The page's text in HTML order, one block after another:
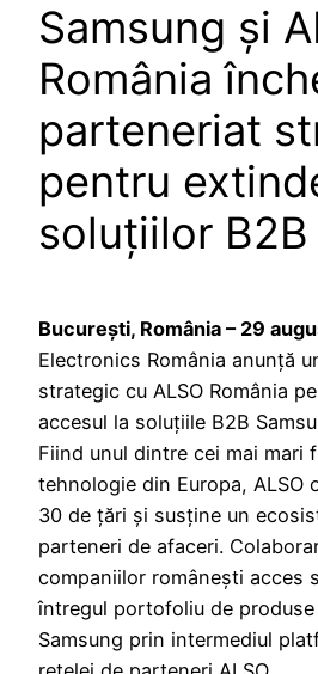
Samsung și
România
parteneriat
pentru
soluțiilor B2B
București, România – 29
Electronics România anunță
strategic cu ALSO România
accesul la soluțiile B2B
Fiind unul dintre cei mai mari
tehnologie din Europa, ALSO
30 de țări și susține un
parteneri de afaceri.
companiilor românești acces
întregul portofoliu de
Samsung prin intermediul